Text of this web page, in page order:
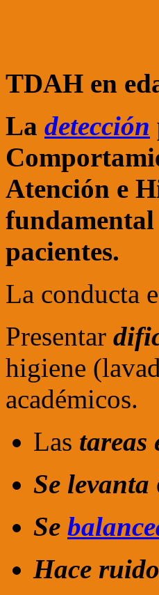
TDAH en
La detección
Atención e
fundamental
pacientes.
La conducta
Presentar
higiene
académicos.
Las tareas
Se levanta
Se
Hace